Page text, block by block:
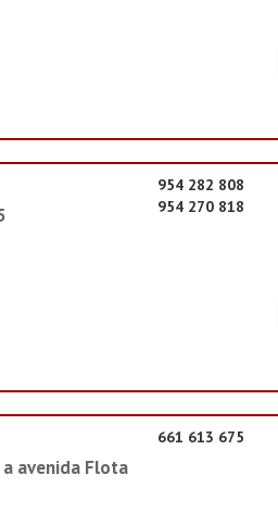
954 282 808
954 270 818
avenida Flota
661 613 675